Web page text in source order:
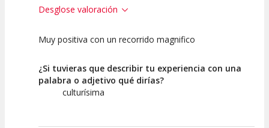
Desglose valoración
10
Calidad /
Precio
10
Calidad de la
Actividad
10
Atención del
Personal /
Guia
Muy positiva con un recorrido magnifico
¿Si tuvieras que describir tu experiencia con una
palabra o adjetivo qué dirías?
culturísima